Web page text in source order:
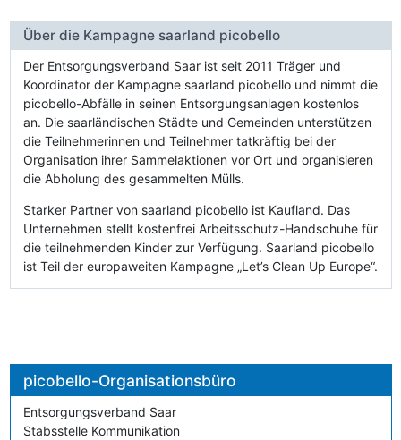
Über die Kampagne saarland picobello
Der Entsorgungsverband Saar ist seit 2011 Träger und
Koordinator der Kampagne saarland picobello und nimmt die
picobello-Abfälle in seinen Entsorgungsanlagen kostenlos
an. Die saarländischen Städte und Gemeinden unterstützen
die Teilnehmerinnen und Teilnehmer tatkräftig bei der
Organisation ihrer Sammelaktionen vor Ort und organisieren
die Abholung des gesammelten Mülls.
Starker Partner von saarland picobello ist Kaufland. Das
Unternehmen stellt kostenfrei Arbeitsschutz-Handschuhe für
die teilnehmenden Kinder zur Verfügung. Saarland picobello
ist Teil der europaweiten Kampagne „Let’s Clean Up Europe“.
picobello-Organisationsbüro
Entsorgungsverband Saar
Stabsstelle Kommunikation